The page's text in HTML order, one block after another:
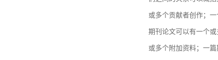
或多个贡献者创作；
期刊论文可以有一个
或多个附加资料；一